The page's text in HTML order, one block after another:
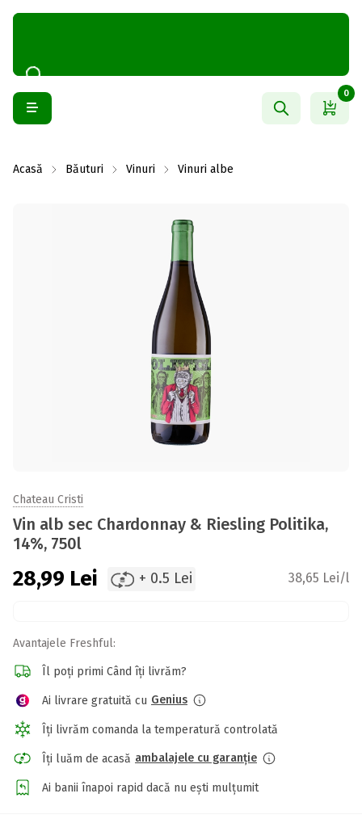
0
Acasă Băuturi Vinuri Vinuri albe
Chateau Cristi
Vin alb sec Chardonnay & Riesling Politika,
14%, 750l
28,99 Lei + 0.5 Lei 38,65 Lei/l
Avantajele Freshful:
Îl poți primi Când îți livrăm?
Ai livrare gratuită cu Genius
Îți livrăm comanda la temperatură controlată
Îți luăm de acasă ambalajele cu garanție
Ai banii înapoi rapid dacă nu ești mulțumit